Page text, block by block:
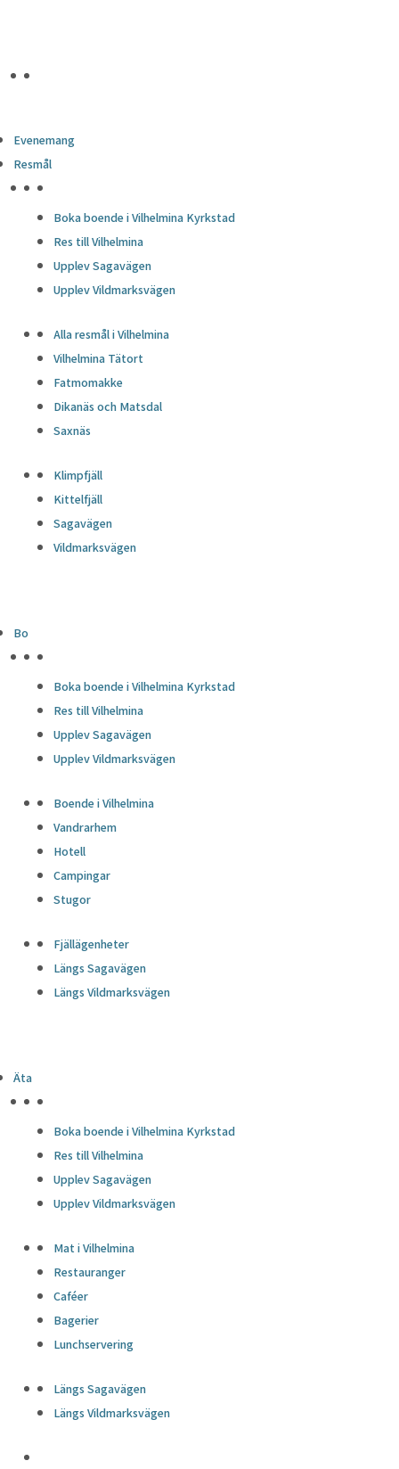
Evenemang
Resmål
Boka boende i Vilhelmina Kyrkstad
Res till Vilhelmina
Upplev Sagavägen
Upplev Vildmarksvägen
Alla resmål i Vilhelmina
Vilhelmina Tätort
Fatmomakke
Dikanäs och Matsdal
Saxnäs
Klimpfjäll
Kittelfjäll
Sagavägen
Vildmarksvägen
Bo
Boka boende i Vilhelmina Kyrkstad
Res till Vilhelmina
Upplev Sagavägen
Upplev Vildmarksvägen
Boende i Vilhelmina
Vandrarhem
Hotell
Campingar
Stugor
Fjällägenheter
Längs Sagavägen
Längs Vildmarksvägen
Äta
Boka boende i Vilhelmina Kyrkstad
Res till Vilhelmina
Upplev Sagavägen
Upplev Vildmarksvägen
Mat i Vilhelmina
Restauranger
Caféer
Bagerier
Lunchservering
Längs Sagavägen
Längs Vildmarksvägen